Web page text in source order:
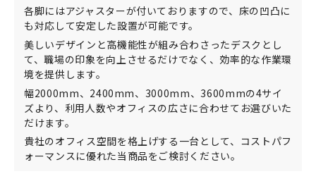
各脚にはアジャスターが付いておりますので、床の凹凸に
も対応して安定した設置が可能です。
美しいデザインと高機能性が組み合わさったデスクとし
て、職場の印象を向上させるだけでなく、効率的な作業環
境を提供します。
幅2000mm、2400mm、3000mm、3600mmの4サイ
ズより、利用人数やオフィスの広さに合わせてお選びいた
だけます。
貴社のオフィス空間を格上げする一台として、コストパフ
ォーマンスに優れた当商品をご検討ください。